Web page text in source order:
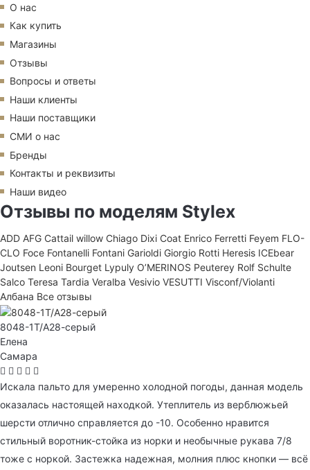
О нас
Как купить
Магазины
Отзывы
Вопросы и ответы
Наши клиенты
Наши поставщики
СМИ о нас
Бренды
Контакты и реквизиты
Наши видео
Отзывы по моделям Stylex
ADD AFG Cattail willow Chiago Dixi Coat Enrico Ferretti Feyem FLO-
CLO Foce Fontanelli Fontani Garioldi Giorgio Rotti Heresis ICEbear
Joutsen Leoni Bourget Lypuly O’MERINOS Peuterey Rolf Schulte
Salco Teresa Tardia Veralba Vesivio VESUTTI Visconf/Violanti
Албана Все отзывы
8048-1T/А28-серый
Елена
Самара
Искала пальто для умеренно холодной погоды, данная модель
оказалась настоящей находкой. Утеплитель из верблюжьей
шерсти отлично справляется до -10. Особенно нравится
стильный воротник-стойка из норки и необычные рукава 7/8
тоже с норкой. Застежка надежная, молния плюс кнопки — всё